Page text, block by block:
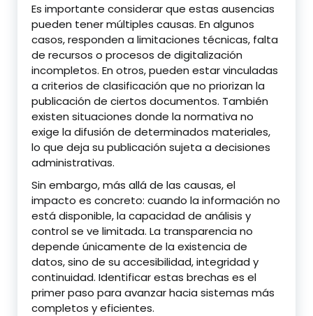
Es importante considerar que estas ausencias
pueden tener múltiples causas. En algunos
casos, responden a limitaciones técnicas, falta
de recursos o procesos de digitalización
incompletos. En otros, pueden estar vinculadas
a criterios de clasificación que no priorizan la
publicación de ciertos documentos. También
existen situaciones donde la normativa no
exige la difusión de determinados materiales,
lo que deja su publicación sujeta a decisiones
administrativas.
Sin embargo, más allá de las causas, el
impacto es concreto: cuando la información no
está disponible, la capacidad de análisis y
control se ve limitada. La transparencia no
depende únicamente de la existencia de
datos, sino de su accesibilidad, integridad y
continuidad. Identificar estas brechas es el
primer paso para avanzar hacia sistemas más
completos y eficientes.